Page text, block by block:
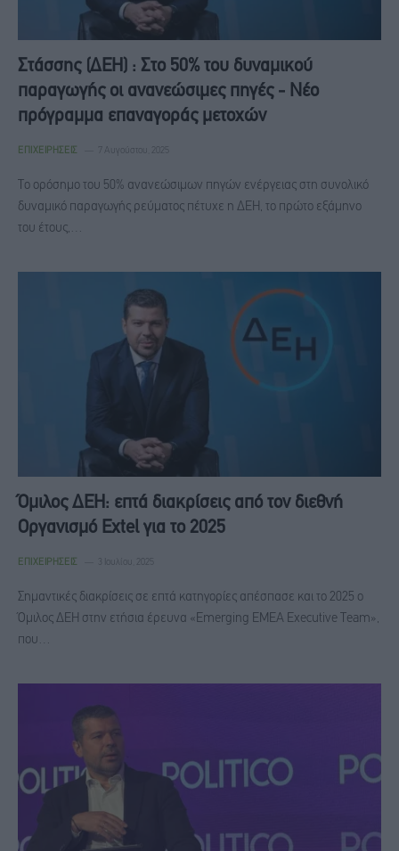
Στάσσης (ΔΕΗ) : Στο 50% του δυναμικού
παραγωγής οι ανανεώσιμες πηγές - Νέο
πρόγραμμα επαναγοράς μετοχών
ΕΠΙΧΕΙΡΉΣΕΙΣ 7 Αυγούστου, 2025
Το ορόσημο του 50% ανανεώσιμων πηγών ενέργειας στη συνολικό
δυναμικό παραγωγής ρεύματος πέτυχε η ΔΕΗ, το πρώτο εξάμηνο
του έτους,…
Όμιλος ΔΕΗ: επτά διακρίσεις από τον διεθνή
Οργανισμό Extel για το 2025
ΕΠΙΧΕΙΡΉΣΕΙΣ 3 Ιουλίου, 2025
Σημαντικές διακρίσεις σε επτά κατηγορίες απέσπασε και το 2025 ο
Όμιλος ΔΕΗ στην ετήσια έρευνα «Emerging EMEA Executive Team»,
που…